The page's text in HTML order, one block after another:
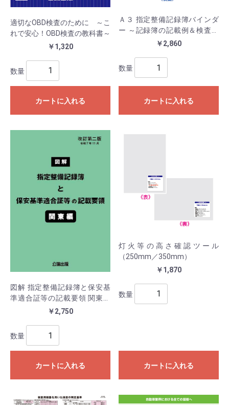
適切なOBD検査のために ～こ
れで安心！OBD検査の教科書～
￥1,320
数量
カートに入れる
Ａ３ 指定整備記録簿バインダ
ー ～記録簿の記載例＆検査の
￥2,860
数量
カートに入れる
図解 指定整備記録簿と保安基
準適合証等の記載要領 関東編
￥2,750
数量
カートに入れる
灯火等の高さ確認ツール
（250mm／350mm）
￥1,870
数量
カートに入れる